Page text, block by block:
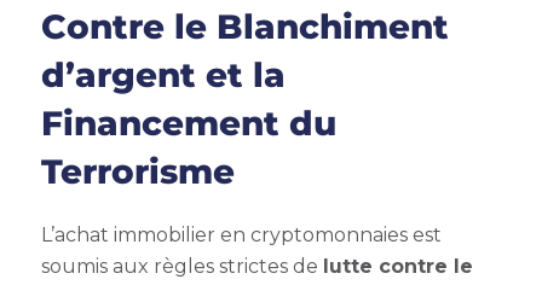
Contre le Blanchiment
d’argent et la
Financement du
Terrorisme
L’achat immobilier en cryptomonnaies est
soumis aux règles strictes de lutte contre le